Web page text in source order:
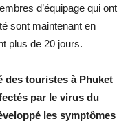
d’équipage qui ont
sont maintenant en
plus de 20 jours.
des touristes à Phuket
par le virus du
les symptômes